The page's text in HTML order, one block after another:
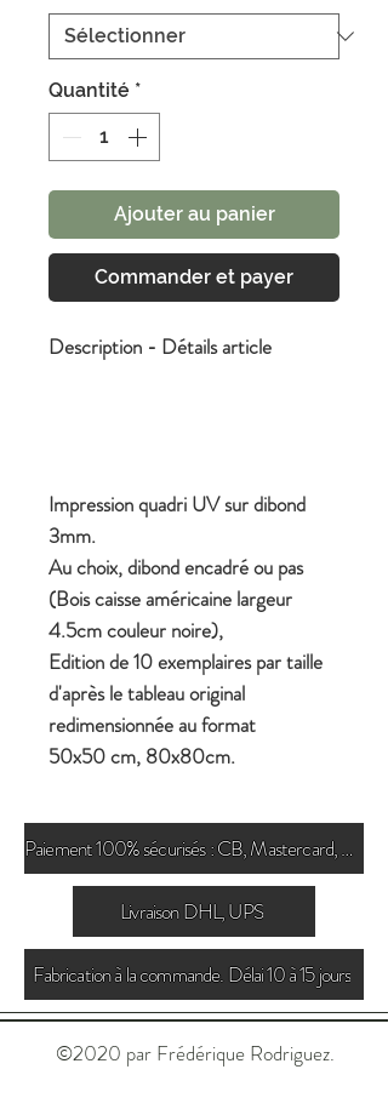
Quantité *
Ajouter au panier
Commander et payer
Description - Détails article
Impression quadri UV sur dibond
3mm.
Au choix, dibond encadré ou pas
(Bois caisse américaine largeur
4.5cm couleur noire),
Edition de 10 exemplaires par taille
d'après le tableau original
redimensionnée au format
50x50 cm, 80x80cm.
Paiement 100% sécurisés : CB, Mastercard, Paypal
Livraison DHL, UPS
Fabrication à la commande. Délai 10 à 15 jours
©2020 par Frédérique Rodriguez.